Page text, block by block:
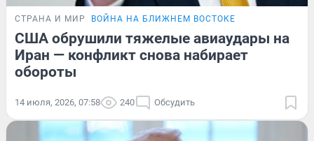
СТРАНА И МИР ВОЙНА НА БЛИЖНЕМ ВОСТОКЕ
США обрушили тяжелые авиаудары на
Иран — конфликт снова набирает
обороты
14 июля, 2026, 07:58 240 Обсудить